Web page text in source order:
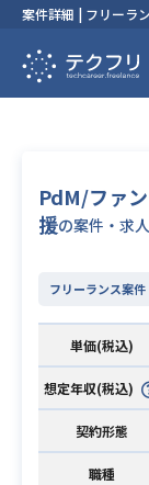
案件詳細 | フリーラ
PdM/ファ
援の案件・求人
フリーランス案件
単価(税込)
想定年収(税込)
契約形態
職種